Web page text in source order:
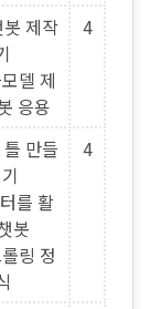
제작
델 제
응용
4
만들
를 활
봇
링 정
4